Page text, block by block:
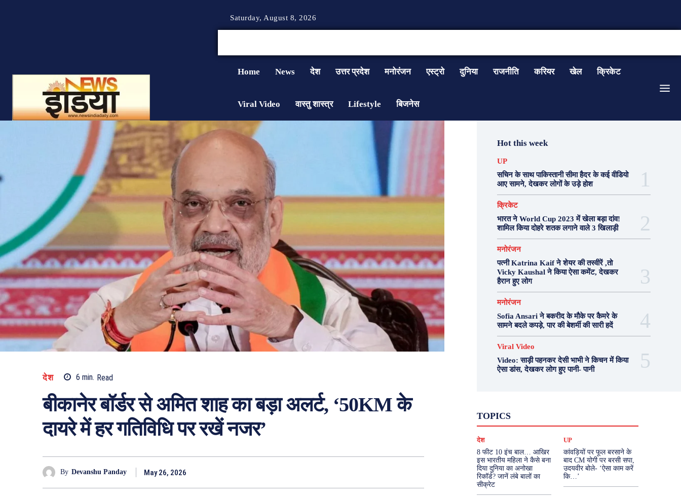
Saturday, August 8, 2026
Home News देश उत्तर प्रदेश मनोरंजन एस्ट्रो दुनिया राजनीति करियर खेल क्रिकेट
Viral Video वास्तु शास्त्र Lifestyle बिजनेस
देश 6 min. Read
बीकानेर बॉर्डर से अमित शाह का बड़ा अलर्ट, ‘50KM के
दायरे में हर गतिविधि पर रखें नजर’
By Devanshu Panday May 26, 2026
Hot this week
UP
सचिन के साथ पाकिस्तानी सीमा हैदर के कई वीडियो
आए सामने, देखकर लोगों के उड़े होश
क्रिकेट
भारत ने World Cup 2023 में खेला बड़ा दांव!
शामिल किया दोहरे शतक लगाने वाले 3 खिलाड़ी
मनोरंजन
पत्नी Katrina Kaif ने शेयर की तस्वीरें ,तो
Vicky Kaushal ने किया ऐसा कमेंट, देखकर
हैरान हुए लोग
मनोरंजन
Sofia Ansari ने बकरीद के मौके पर कैमरे के
सामने बदले कपड़े, पार की बेशर्मी की सारी हदें
Viral Video
Video: साड़ी पहनकर देसी भाभी ने किचन में किया
ऐसा डांस, देखकर लोग हुए पानी- पानी
TOPICS
दुनिया
मनोरंजन
राजनीति वास्तु शास्त्र
More
देश
8 फीट 10 इंच बाल… आखिर
इस भारतीय महिला ने कैसे बना
दिया दुनिया का अनोखा
रिकॉर्ड? जानें लंबे बालों का
सीक्रेट
UP
कांवड़ियों पर फूल बरसाने के
बाद CM योगी पर बरसी सपा,
उदयवीर बोले- ‘ऐसा काम करें
कि…’